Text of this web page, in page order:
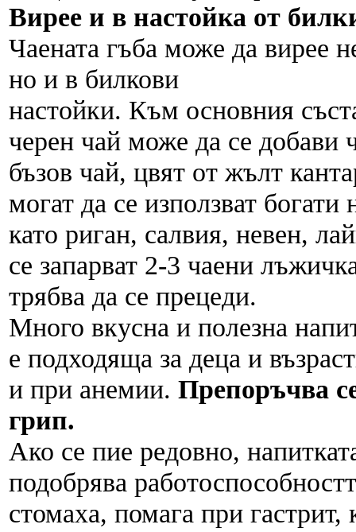
Вирее и в настойка от
Чаената гъба може да вирее
но и в билкови
настойки. Към основния
черен чай може да се добави
бъзов чай, цвят от жълт
могат да се използват
като риган, салвия, невен,
се запарват 2-3 чаени
трябва да се прецеди.
Много вкусна и полезна
е подходяща за деца и
и при анемии. Препоръчва
грип.
Ако се пие редовно,
подобрява
стомаха, помага при